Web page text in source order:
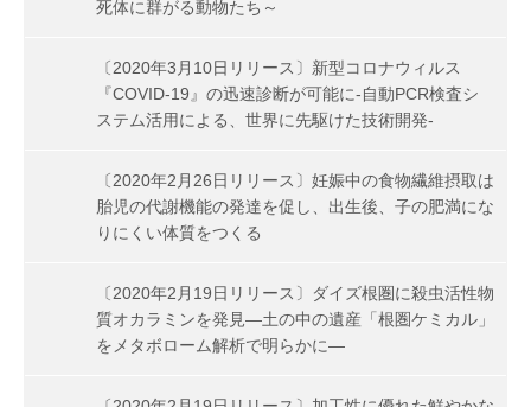
死体に群がる動物たち～
〔2020年3月10日リリース〕新型コロナウィルス
『COVID-19』の迅速診断が可能に-自動PCR検査シ
ステム活用による、世界に先駆けた技術開発-
〔2020年2月26日リリース〕妊娠中の食物繊維摂取は
胎児の代謝機能の発達を促し、出生後、子の肥満にな
りにくい体質をつくる
〔2020年2月19日リリース〕ダイズ根圏に殺虫活性物
質オカラミンを発見―土の中の遺産「根圏ケミカル」
をメタボローム解析で明らかに―